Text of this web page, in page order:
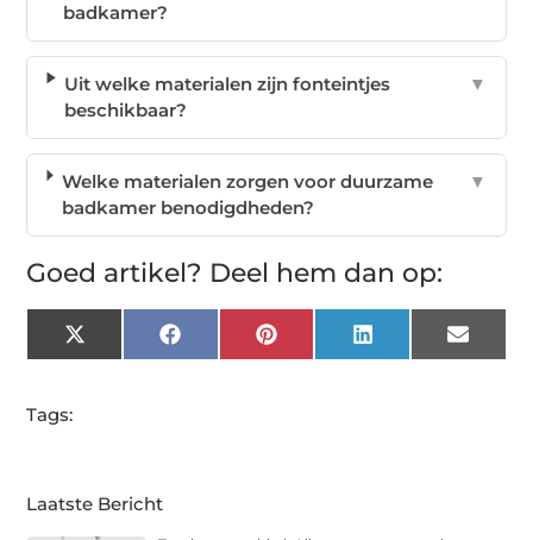
badkamer?
Uit welke materialen zijn fonteintjes
beschikbaar?
▼
Welke materialen zorgen voor duurzame
badkamer benodigdheden?
▼
Goed artikel? Deel hem dan op:
X
(Twitter)
FacebookPinterest LinkedIn Email
Tags:
Laatste Bericht